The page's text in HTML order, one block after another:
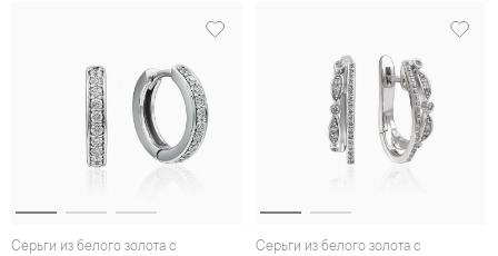
Серьги из белого золота с
Серьги из белого золота с